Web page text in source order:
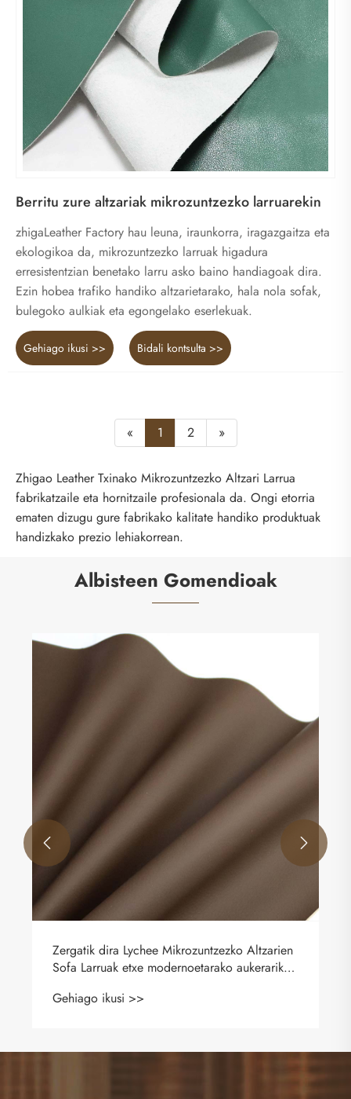
Berritu zure altzariak mikrozuntzezko larruarekin
zhigaLeather Factory hau leuna, iraunkorra, iragazgaitza eta
ekologikoa da, mikrozuntzezko larruak higadura
erresistentzian benetako larru asko baino handiagoak dira.
Ezin hobea trafiko handiko altzarietarako, hala nola sofak,
bulegoko aulkiak eta egongelako eserlekuak.
Gehiago ikusi >> Bidali kontsulta >>
« 1 2 »
Zhigao Leather Txinako Mikrozuntzezko Altzari Larrua
fabrikatzaile eta hornitzaile profesionala da. Ongi etorria
ematen dizugu gure fabrikako kalitate handiko produktuak
handizkako prezio lehiakorrean.
Albisteen Gomendioak
Zergatik dira Lychee Mikrozuntzezko Altzarien
Sofa Larruak etxe modernoetarako aukerarik
Gehiago ikusi >>
 